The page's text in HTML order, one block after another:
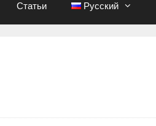
Статьи Русский